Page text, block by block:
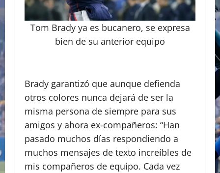
Tom Brady ya es bucanero, se expresa
bien de su anterior equipo
Brady garantizó que aunque defienda
otros colores nunca dejará de ser la
misma persona de siempre para sus
amigos y ahora ex-compañeros: “Han
pasado muchos días respondiendo a
muchos mensajes de texto increíbles de
mis compañeros de equipo. Cada vez